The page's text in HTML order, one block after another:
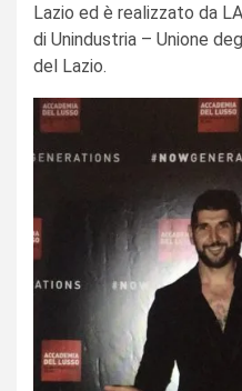
Lazio ed è realizzato da
di Unindustria – Unione
del Lazio.